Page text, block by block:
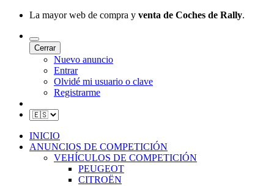
La mayor web de compra y venta de Coches de Rally.
Cerrar
Nuevo anuncio
Entrar
Olvidé mi usuario o clave
Registrarme
INICIO
ANUNCIOS DE COMPETICIÓN
VEHÍCULOS DE COMPETICIÓN
PEUGEOT
CITROËN